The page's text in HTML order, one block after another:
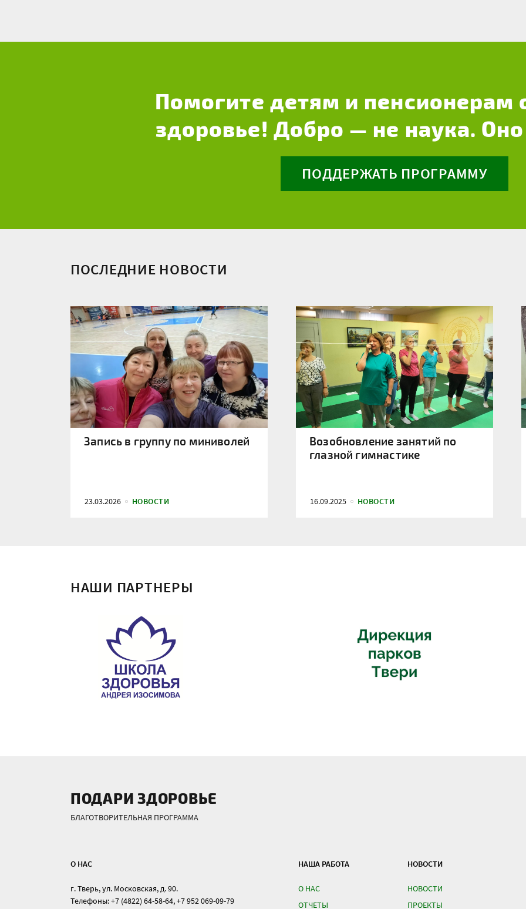
Помогите детям и пенсионерам
здоровье! Добро — не наука.
ПОДДЕРЖАТЬ ПРОГРАММУ
ПОСЛЕДНИЕ НОВОСТИ
Запись в группу по миниволей
23.03.2026 НОВОСТИ
Возобновление занятий по
глазной гимнастике
16.09.2025 НОВОСТИ
НАШИ ПАРТНЕРЫ
ПОДАРИ ЗДОРОВЬЕ
БЛАГОТВОРИТЕЛЬНАЯ ПРОГРАММА
О НАС
г. Тверь, ул. Московская, д. 90.
Телефоны: +7 (4822) 64-58-64, +7 952 069-09-79
НАША РАБОТА
О НАС
ОТЧЕТЫ
НОВОСТИ
НОВОСТИ
ПРОЕКТЫ